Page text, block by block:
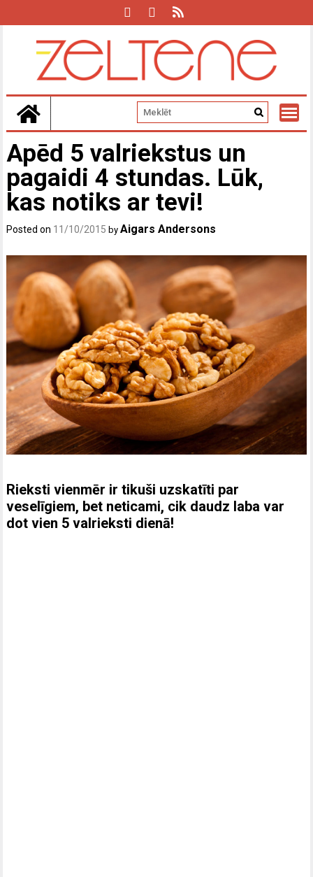
Apēd 5 valriekstus un
pagaidi 4 stundas. Lūk,
kas notiks ar tevi!
Posted on 11/10/2015 byAigars Andersons
Rieksti vienmēr ir tikuši uzskatīti par
veselīgiem, bet neticami, cik daudz laba var
dot vien 5 valrieksti dienā!